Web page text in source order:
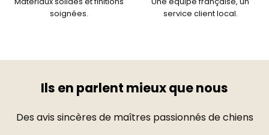
soignées.
service client local.
Ils en parlent mieux que nous
Des avis sincères de maîtres passionnés de chiens